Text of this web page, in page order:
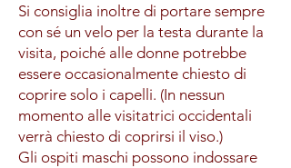
Si consiglia inoltre di portare sempre
con sé un velo per la testa durante la
visita, poiché alle donne potrebbe
essere occasionalmente chiesto di
coprire solo i capelli. (In nessun
momento alle visitatrici occidentali
verrà chiesto di coprirsi il viso.)
Gli ospiti maschi possono indossare